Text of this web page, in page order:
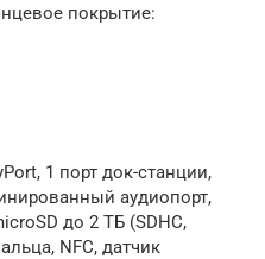
покрытие:
1 порт док-станции,
аудиопорт,
до 2 ТБ (SDHC,
NFC, датчик